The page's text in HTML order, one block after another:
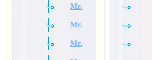
Mr.
Mr.
Mr.